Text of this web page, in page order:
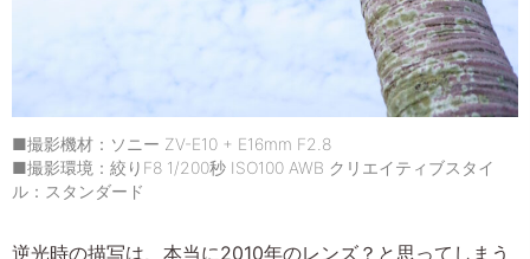
■撮影機材：ソニー ZV-E10 + E16mm F2.8
■撮影環境：絞りF8 1/200秒 ISO100 AWB クリエイティブスタイ
ル：スタンダード
逆光時の描写は、本当に2010年のレンズ？と思ってしまう